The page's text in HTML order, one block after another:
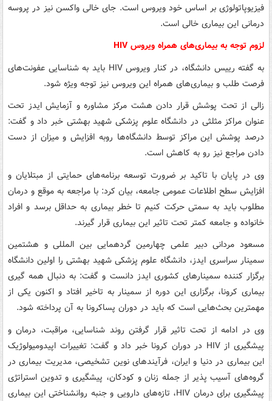
فیزیوپاتولوژی بر اساس خود ویروس است. جای خالی واکسن نیز در پروسه
درمانی این بیماری خالی است.
لزوم توجه به بیماری‌های همراه ویروس HIV
به گفته رییس دانشگاه، در کنار ویروس HIV باید به شناسایی عفونت‌های
فرصت طلب و بیماری‌های همراه این ویروس نیز توجه ویژه شود.
زالی از تحت پوشش قرار دادن هشت مرکز مشاوره و آزمایش ایدز تحت
عنوان مراکز مثلثی در دانشگاه علوم پزشکی شهید بهشتی خبر داد و گفت:
درصد پوشش این مراکز توسط دانشگاه‌ها روبه افزایش و میزان از دست
دادن مراجع نیز رو به کاهش است.
وی در پایان با تاکید بر ضرورت توسعه برنامه‌های حمایتی از مبتلایان و
افزایش سطح اطلاعات عمومی جامعه، بیان کرد: با مراجعه به موقع و درمان
مطلوب باید به سمتی حرکت کنیم تا خطر بیماری به حداقل برسد و افراد
خانواده و جامعه کمتر تحت تاثیر این بیماری قرار گیرند.
مسعود مردانی دبیر علمی چهارمین گردهمایی بین المللی و هشتمین
سمینار سراسری ایدز، دانشگاه علوم پزشکی شهید بهشتی را اولین دانشگاه
برگزار کننده سمینارهای کشوری ایدز دانست و گفت: به دنبال همه گیری
بیماری کرونا، برگزاری این دوره از سمینار به تاخیر افتاد و اکنون یکی از
مهمترین بحث‌هایی است که باید در دوران پساکرونا به آن پرداخته شود.
وی در ادامه از تحت تاثیر قرار گرفتن روند شناسایی، مراقبت، درمان و
پیشگیری از HIV در دوران کرونا خبر داد و گفت: تغییرات اپیدومیولوژیک
این بیماری در دنیا و ایران، فرآیندهای نوین تشخیصی، مدیریت بیماری در
گروه‌های آسیب پذیر از جمله زنان و کودکان، پیشگیری و تدوین استراتژی
پیشگیری برای درمان HIV، تازه‌های دارویی و جنبه روانشناختی این بیماری